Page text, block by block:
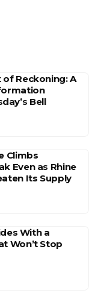
of Reckoning: A
Bell
Climbs
Even as Rhine
Its Supply
With a
Won’t Stop